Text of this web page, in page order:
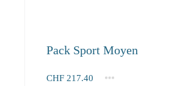
Pack Sport Moyen
CHF 217.40
1+